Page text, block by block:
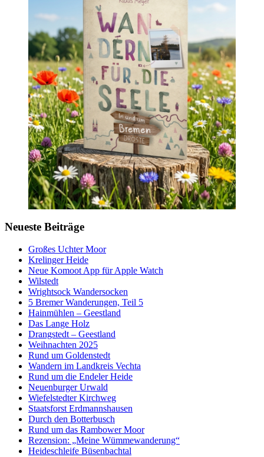
Neueste Beiträge
Großes Uchter Moor
Krelinger Heide
Neue Komoot App für Apple Watch
Wilstedt
Wrightsock Wandersocken
5 Bremer Wanderungen, Teil 5
Hainmühlen – Geestland
Das Lange Holz
Drangstedt – Geestland
Weihnachten 2025
Rund um Goldenstedt
Wandern im Landkreis Vechta
Rund um die Endeler Heide
Neuenburger Urwald
Wiefelstedter Kirchweg
Staatsforst Erdmannshausen
Durch den Botterbusch
Rund um das Rambower Moor
Rezension: „Meine Wümmewanderung“
Heideschleife Büsenbachtal